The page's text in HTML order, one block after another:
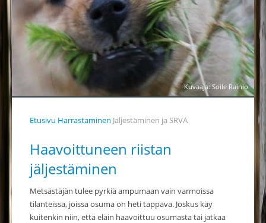
Kuvaaja: Soile Rainio
YHTEYSTIEDOT
YHTEINEN VUOSIKELLO
PALKINTOTUOMARIT
TIEDOTTAMINEN
Etusivu Harrastaminen Jäljestäminen ja SRVA
Haavoittuneen riistan
jäljestäminen
Metsästäjän tulee pyrkiä ampumaan vain var­moissa
tilanteissa, joissa osuma on heti tappava. Joskus käy
kuitenkin niin, että eläin haavoittuu osumasta tai jatkaa